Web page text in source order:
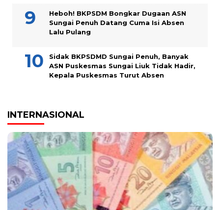
Heboh! BKPSDM Bongkar Dugaan ASN
Sungai Penuh Datang Cuma Isi Absen
Lalu Pulang
Sidak BKPSDMD Sungai Penuh, Banyak
ASN Puskesmas Sungai Liuk Tidak Hadir,
Kepala Puskesmas Turut Absen
INTERNASIONAL